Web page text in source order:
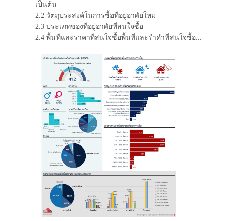
เป็นต้น
2.2 วัตถุประสงค์ในการซื้อที่อยู่อาศัยใหม่
2.3 ประเภทของที่อยู่อาศัยที่สนใจซื้อ
2.4 พื้นที่และราคาที่สนใจซื้อพื้นที่และรำคำที่สนใจซื้อ...